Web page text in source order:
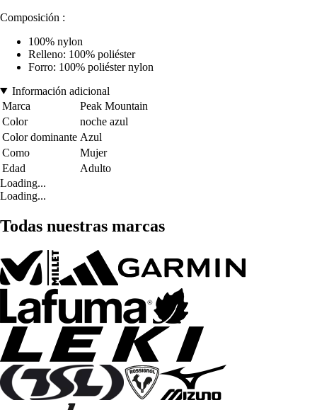
Composición :
100% nylon
Relleno: 100% poliéster
Forro: 100% poliéster nylon
Información adicional
Marca
Peak Mountain
Color
noche azul
Color dominante Azul
Como
Mujer
Edad
Adulto
Loading...
Loading...
Todas nuestras marcas